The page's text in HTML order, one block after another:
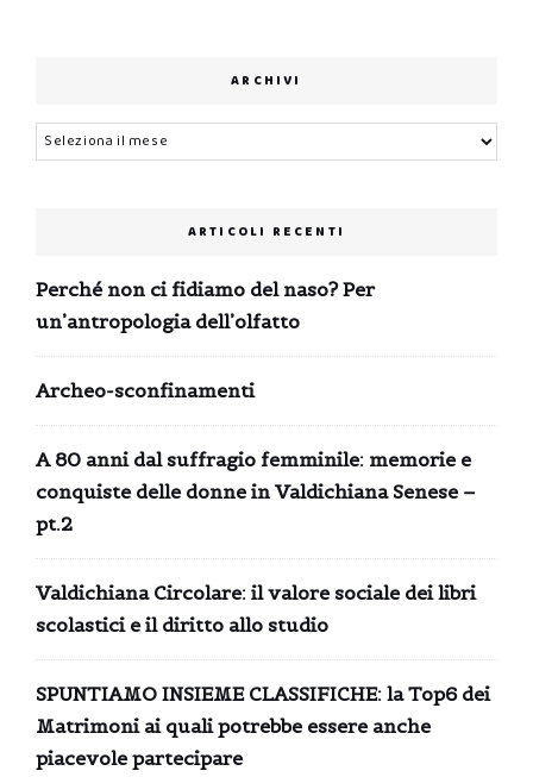
ARCHIVI
Archivi
ARTICOLI RECENTI
Perché non ci fidiamo del naso? Per
un’antropologia dell’olfatto
Archeo-sconfinamenti
A 80 anni dal suffragio femminile: memorie e
conquiste delle donne in Valdichiana Senese –
pt.2
Valdichiana Circolare: il valore sociale dei libri
scolastici e il diritto allo studio
SPUNTIAMO INSIEME CLASSIFICHE: la Top6 dei
Matrimoni ai quali potrebbe essere anche
piacevole partecipare